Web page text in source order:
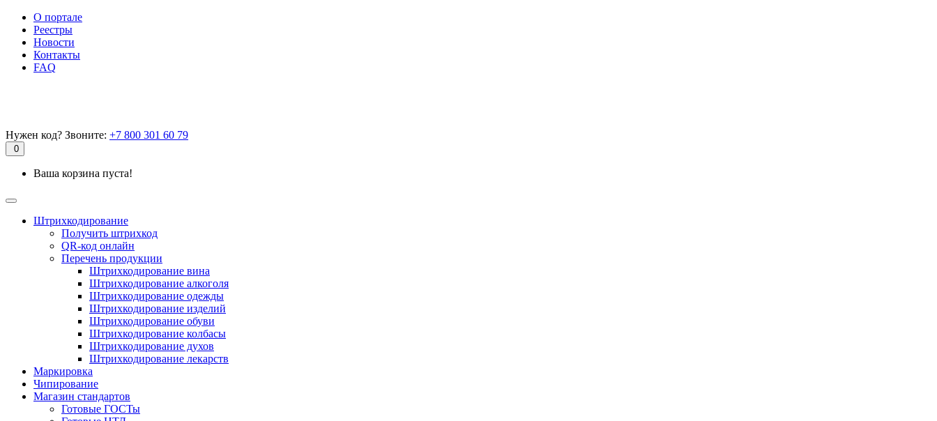
О портале
Реестры
Новости
Контакты
FAQ
Нужен код? Звоните: +7 800 301 60 79
0
Ваша корзина пуста!
Штрихкодирование
Получить штрихкод
QR-код онлайн
Перечень продукции
Штрихкодирование вина
Штрихкодирование алкоголя
Штрихкодирование одежды
Штрихкодирование изделий
Штрихкодирование обуви
Штрихкодирование колбасы
Штрихкодирование духов
Штрихкодирование лекарств
Маркировка
Чипирование
Магазин стандартов
Готовые ГОСТы